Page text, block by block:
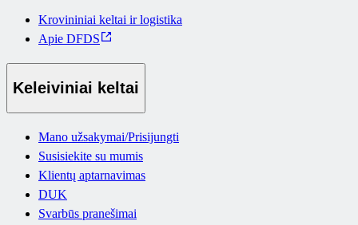
Krovininiai keltai ir logistika
Apie DFDS
Keleiviniai keltai
Mano užsakymai/Prisijungti
Susisiekite su mumis
Klientų aptarnavimas
DUK
Svarbūs pranešimai